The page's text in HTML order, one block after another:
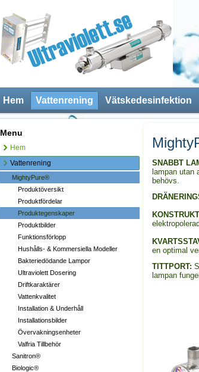
Hem Vattenrening Vätskedesinfektion
Menu
Hem
Vattenrening
MightyPure®
Produktöversikt
Produktfördelar
Produktegenskaper
Produktbilder
Funktionsförlopp
Hushålls- & Kommersiella Modeller
Bakteriedödande Lampor
Ultraviolett Dosering
Driftkaraktärer
Vattenkvalitet
Installation & Underhåll
Installationsbilder
Övervakningsenheter
Valfria Tillbehör
Sanitron®
Biologic®
SNABBT
lampan utan
behövs.
en optimal
TITTPORT:
lampan